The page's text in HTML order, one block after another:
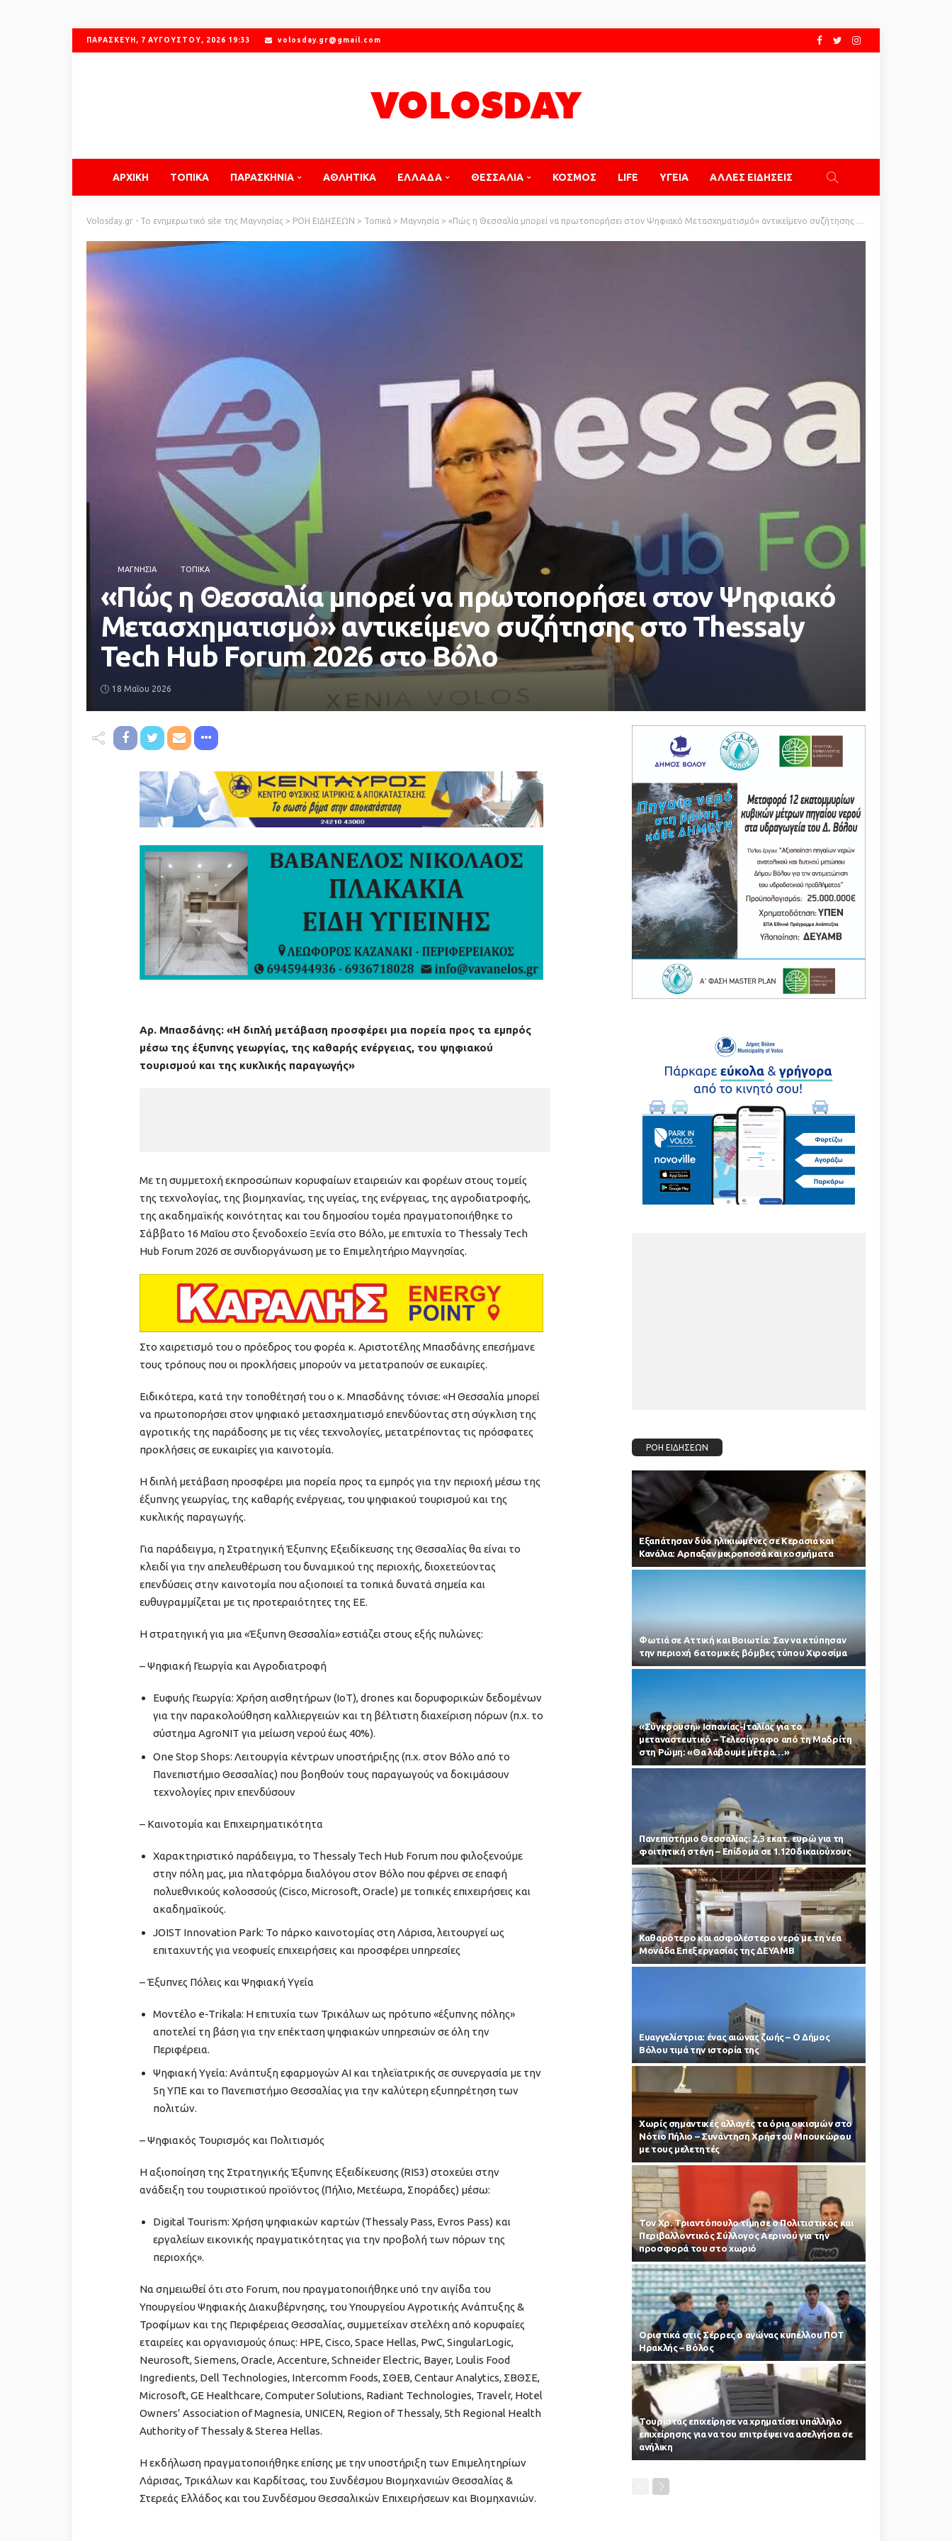
ΠΑΡΑΣΚΕΥΉ, 7 ΑΥΓΟΎΣΤΟΥ, 2026 19:33 volosday.gr@gmail.com
ΑΡΧΙΚΗ ΤΟΠΙΚΑ ΠΑΡΑΣΚΗΝΙΑ ΑΘΛΗΤΙΚΑ ΕΛΛΑΔΑ ΘΕΣΣΑΛΙΑ ΚΟΣΜΟΣ LIFE ΥΓΕΙΑ ΑΛΛΕΣ ΕΙΔΗΣΕΙΣ
Volosday.gr - Το ενημερωτικό site της Μαγνησίας > ΡΟΗ ΕΙΔΗΣΕΩΝ > Τοπικά > Μαγνησία > «Πώς η Θεσσαλία μπορεί να πρωτοπορήσει στον Ψηφιακό Μετασχηματισμό» αντικείμενο συζήτησης στο Thessaly Tech Hub Forum 2026 στο Βόλο
ΜΑΓΝΗΣΊΑ ΤΟΠΙΚΆ
«Πώς η Θεσσαλία μπορεί να πρωτοπορήσει στον Ψηφιακό
Μετασχηματισμό» αντικείμενο συζήτησης στο Thessaly
Tech Hub Forum 2026 στο Βόλο
18 Μαΐου 2026
Αρ. Μπασδάνης: «Η διπλή μετάβαση προσφέρει μια πορεία προς τα εμπρός
μέσω της έξυπνης γεωργίας, της καθαρής ενέργειας, του ψηφιακού
τουρισμού και της κυκλικής παραγωγής»
Με τη συμμετοχή εκπροσώπων κορυφαίων εταιρειών και φορέων στους τομείς
της τεχνολογίας, της βιομηχανίας, της υγείας, της ενέργειας, της αγροδιατροφής,
της ακαδημαϊκής κοινότητας και του δημοσίου τομέα πραγματοποιήθηκε το
Σάββατο 16 Μαΐου στο ξενοδοχείο Ξενία στο Βόλο, με επιτυχία το Thessaly Tech
Hub Forum 2026 σε συνδιοργάνωση με το Επιμελητήριο Μαγνησίας.
Στο χαιρετισμό του ο πρόεδρος του φορέα κ. Αριστοτέλης Μπασδάνης επεσήμανε
τους τρόπους που οι προκλήσεις μπορούν να μετατραπούν σε ευκαιρίες.
Ειδικότερα, κατά την τοποθέτησή του ο κ. Μπασδάνης τόνισε: «Η Θεσσαλία μπορεί
να πρωτοπορήσει στον ψηφιακό μετασχηματισμό επενδύοντας στη σύγκλιση της
αγροτικής της παράδοσης με τις νέες τεχνολογίες, μετατρέποντας τις πρόσφατες
προκλήσεις σε ευκαιρίες για καινοτομία.
Η διπλή μετάβαση προσφέρει μια πορεία προς τα εμπρός για την περιοχή μέσω της
έξυπνης γεωργίας, της καθαρής ενέργειας, του ψηφιακού τουρισμού και της
κυκλικής παραγωγής.
Για παράδειγμα, η Στρατηγική Έξυπνης Εξειδίκευσης της Θεσσαλίας θα είναι το
κλειδί για την απελευθέρωση του δυναμικού της περιοχής, διοχετεύοντας
επενδύσεις στην καινοτομία που αξιοποιεί τα τοπικά δυνατά σημεία και
ευθυγραμμίζεται με τις προτεραιότητες της ΕΕ.
Η στρατηγική για μια «Έξυπνη Θεσσαλία» εστιάζει στους εξής πυλώνες:
– Ψηφιακή Γεωργία και Αγροδιατροφή
Ευφυής Γεωργία: Χρήση αισθητήρων (IoT), drones και δορυφορικών δεδομένων
για την παρακολούθηση καλλιεργειών και τη βέλτιστη διαχείριση πόρων (π.χ. το
σύστημα AgroNIT για μείωση νερού έως 40%).
One Stop Shops: Λειτουργία κέντρων υποστήριξης (π.χ. στον Βόλο από το
Πανεπιστήμιο Θεσσαλίας) που βοηθούν τους παραγωγούς να δοκιμάσουν
τεχνολογίες πριν επενδύσουν
– Καινοτομία και Επιχειρηματικότητα
Χαρακτηριστικό παράδειγμα, το Thessaly Tech Hub Forum που φιλοξενούμε
στην πόλη μας, μια πλατφόρμα διαλόγου στον Βόλο που φέρνει σε επαφή
πολυεθνικούς κολοσσούς (Cisco, Microsoft, Oracle) με τοπικές επιχειρήσεις και
ακαδημαϊκούς.
JOIST Innovation Park: Το πάρκο καινοτομίας στη Λάρισα, λειτουργεί ως
επιταχυντής για νεοφυείς επιχειρήσεις και προσφέρει υπηρεσίες
– Έξυπνες Πόλεις και Ψηφιακή Υγεία
Μοντέλο e-Trikala: Η επιτυχία των Τρικάλων ως πρότυπο «έξυπνης πόλης»
αποτελεί τη βάση για την επέκταση ψηφιακών υπηρεσιών σε όλη την
Περιφέρεια.
Ψηφιακή Υγεία: Ανάπτυξη εφαρμογών AI και τηλεϊατρικής σε συνεργασία με την
5η ΥΠΕ και το Πανεπιστήμιο Θεσσαλίας για την καλύτερη εξυπηρέτηση των
πολιτών.
– Ψηφιακός Τουρισμός και Πολιτισμός
Η αξιοποίηση της Στρατηγικής Έξυπνης Εξειδίκευσης (RIS3) στοχεύει στην
ανάδειξη του τουριστικού προϊόντος (Πήλιο, Μετέωρα, Σποράδες) μέσω:
Digital Tourism: Χρήση ψηφιακών καρτών (Thessaly Pass, Evros Pass) και
εργαλείων εικονικής πραγματικότητας για την προβολή των πόρων της
περιοχής».
Να σημειωθεί ότι στο Forum, που πραγματοποιήθηκε υπό την αιγίδα του
Υπουργείου Ψηφιακής Διακυβέρνησης, του Υπουργείου Αγροτικής Ανάπτυξης &
Τροφίμων και της Περιφέρειας Θεσσαλίας, συμμετείχαν στελέχη από κορυφαίες
εταιρείες και οργανισμούς όπως: HPE, Cisco, Space Hellas, PwC, SingularLogic,
Neurosoft, Siemens, Oracle, Accenture, Schneider Electric, Bayer, Loulis Food
Ingredients, Dell Technologies, Intercomm Foods, ΣΘΕΒ, Centaur Analytics, ΣΒΘΣΕ,
Microsoft, GE Healthcare, Computer Solutions, Radiant Technologies, Travelr, Hotel
Owners’ Association of Magnesia, UNICEN, Region of Thessaly, 5th Regional Health
Authority of Thessaly & Sterea Hellas.
Η εκδήλωση πραγματοποιήθηκε επίσης με την υποστήριξη των Επιμελητηρίων
Λάρισας, Τρικάλων και Καρδίτσας, του Συνδέσμου Βιομηχανιών Θεσσαλίας &
Στερεάς Ελλάδος και του Συνδέσμου Θεσσαλικών Επιχειρήσεων και Βιομηχανιών.
ΡΟΗ ΕΙΔΗΣΕΩΝ
Εξαπάτησαν δύο ηλικιωμένες σε Κερασιά και
Κανάλια: Αρπαξαν μικροποσά και κοσμήματα
Φωτιά σε Αττική και Βοιωτία: Σαν να κτύπησαν
την περιοχή 6 ατομικές βόμβες τύπου Χιροσίμα
«Σύγκρουση» Ισπανίας-Ιταλίας για το
μεταναστευτικό – Τελεσίγραφο από τη Μαδρίτη
στη Ρώμη: «Θα λάβουμε μέτρα…»
Πανεπιστήμιο Θεσσαλίας: 2,3 εκατ. ευρώ για τη
φοιτητική στέγη – Επίδομα σε 1.120 δικαιούχους
Καθαρότερο και ασφαλέστερο νερό με τη νέα
Μονάδα Επεξεργασίας της ΔΕΥΑΜΒ
Ευαγγελίστρια: ένας αιώνας ζωής – Ο Δήμος
Βόλου τιμά την ιστορία της
Χωρίς σημαντικές αλλαγές τα όρια οικισμών στο
Νότιο Πήλιο – Συνάντηση Χρήστου Μπουκώρου
με τους μελετητές
Τον Χρ. Τριαντόπουλο τίμησε ο Πολιτιστικός και
Περιβαλλοντικός Σύλλογος Αερινού για την
προσφορά του στο χωριό
Οριστικά στις Σέρρες ο αγώνας κυπέλλου ΠΟΤ
Ηρακλής – Βόλος
Τουρίστας επιχείρησε να χρηματίσει υπάλληλο
επιχείρησης για να του επιτρέψει να ασελγήσει σε
ανήλικη